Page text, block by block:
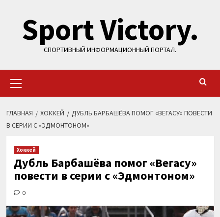
содержимому
Sport Victory.
СПОРТИВНЫЙ ИНФОРМАЦИОННЫЙ ПОРТАЛ.
меню
ГЛАВНАЯ ХОККЕЙ
ДУБЛЬ БАРБАШЁВА ПОМОГ «ВЕГАСУ» ПОВЕСТИ
В СЕРИИ С «ЭДМОНТОНОМ»
Хоккей
Дубль Барбашёва помог «Вегасу»
повести в серии с «Эдмонтоном»
0